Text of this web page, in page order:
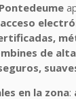
Pontedeume
de
en la zona: